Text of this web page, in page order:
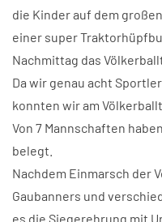
die Kinder auf dem
einer super
Nachmittag das
Da wir genau acht
konnten wir am
Von 7 Mannschaften
belegt.
Nachdem Einmarsch der
Gaubanners und
es die Siegerehrung mit